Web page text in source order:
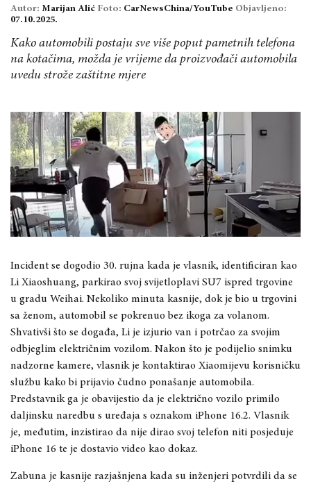
Autor: Marijan Alić Foto: CarNewsChina/YouTube Objavljeno:
07.10.2025.
Kako automobili postaju sve više poput pametnih telefona
na kotačima, možda je vrijeme da proizvođači automobila
uvedu strože zaštitne mjere
Incident se dogodio 30. rujna kada je vlasnik, identificiran kao
Li Xiaoshuang, parkirao svoj svijetloplavi SU7 ispred trgovine
u gradu Weihai. Nekoliko minuta kasnije, dok je bio u trgovini
sa ženom, automobil se pokrenuo bez ikoga za volanom.
Shvativši što se događa, Li je izjurio van i potrčao za svojim
odbjeglim električnim vozilom. Nakon što je podijelio snimku
nadzorne kamere, vlasnik je kontaktirao Xiaomijevu korisničku
službu kako bi prijavio čudno ponašanje automobila.
Predstavnik ga je obavijestio da je električno vozilo primilo
daljinsku naredbu s uređaja s oznakom iPhone 16.2. Vlasnik
je, međutim, inzistirao da nije dirao svoj telefon niti posjeduje
iPhone 16 te je dostavio video kao dokaz.
Zabuna je kasnije razjašnjena kada su inženjeri potvrdili da se